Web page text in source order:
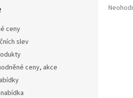
ceny
slev
ceny, akce